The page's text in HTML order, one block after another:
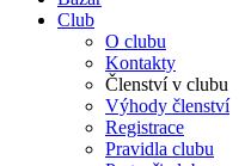
Club
O clubu
Kontakty
Členství v clubu
Výhody členství
Registrace
Pravidla clubu